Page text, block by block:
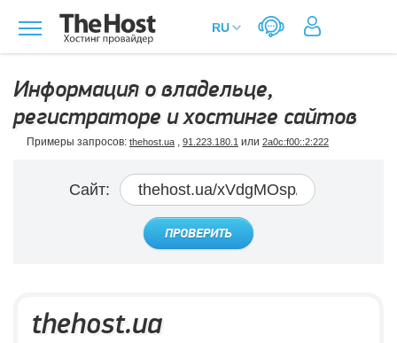
Информация о владельце,
регистраторе и хостинге сайтов
Примеры запросов: thehost.ua , 91.223.180.1 или 2a0c:f00::2:222
Сайт:
ПРОВЕРИТЬ
thehost.ua